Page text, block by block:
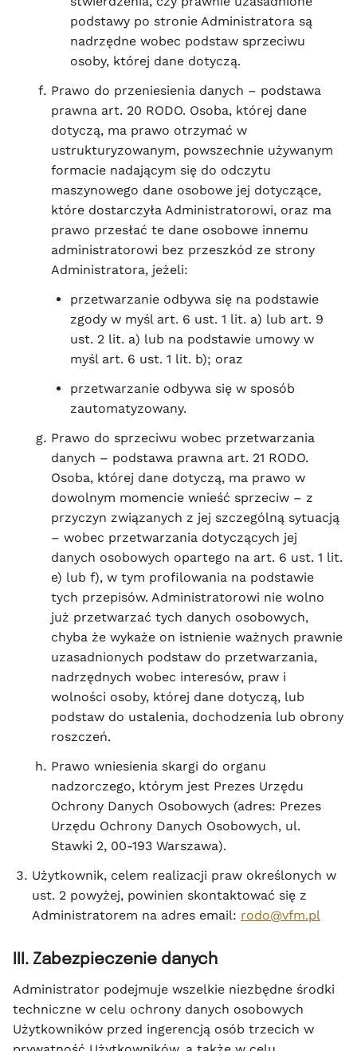
podstawy po stronie Administratora są
nadrzędne wobec podstaw sprzeciwu
osoby, której dane dotyczą.
Prawo do przeniesienia danych – podstawa
prawna art. 20 RODO. Osoba, której dane
dotyczą, ma prawo otrzymać w
ustrukturyzowanym, powszechnie używanym
formacie nadającym się do odczytu
maszynowego dane osobowe jej dotyczące,
które dostarczyła Administratorowi, oraz ma
prawo przesłać te dane osobowe innemu
administratorowi bez przeszkód ze strony
Administratora, jeżeli:
przetwarzanie odbywa się na podstawie
zgody w myśl art. 6 ust. 1 lit. a) lub art. 9
ust. 2 lit. a) lub na podstawie umowy w
myśl art. 6 ust. 1 lit. b); oraz
przetwarzanie odbywa się w sposób
zautomatyzowany.
Prawo do sprzeciwu wobec przetwarzania
danych – podstawa prawna art. 21 RODO.
Osoba, której dane dotyczą, ma prawo w
dowolnym momencie wnieść sprzeciw – z
przyczyn związanych z jej szczególną sytuacją
– wobec przetwarzania dotyczących jej
danych osobowych opartego na art. 6 ust. 1 lit.
e) lub f), w tym profilowania na podstawie
tych przepisów. Administratorowi nie wolno
już przetwarzać tych danych osobowych,
chyba że wykaże on istnienie ważnych prawnie
uzasadnionych podstaw do przetwarzania,
nadrzędnych wobec interesów, praw i
wolności osoby, której dane dotyczą, lub
podstaw do ustalenia, dochodzenia lub obrony
roszczeń.
Prawo wniesienia skargi do organu
nadzorczego, którym jest Prezes Urzędu
Ochrony Danych Osobowych (adres: Prezes
Urzędu Ochrony Danych Osobowych, ul.
Stawki 2, 00-193 Warszawa).
Użytkownik, celem realizacji praw określonych w
ust. 2 powyżej, powinien skontaktować się z
Administratorem na adres email: rodo@vfm.pl
III. Zabezpieczenie danych
Administrator podejmuje wszelkie niezbędne środki
techniczne w celu ochrony danych osobowych
Użytkowników przed ingerencją osób trzecich w